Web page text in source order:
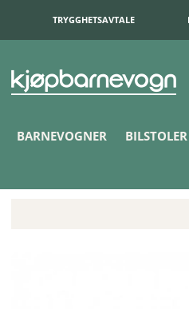
TRYGGHETSAVTALE
BARNEVOGNER BILSTOLER